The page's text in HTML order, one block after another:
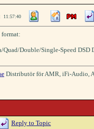
11:57:40
Quad/Double/Single-Speed
Distributör för AMR, iFi-Audio,
Reply to Topic